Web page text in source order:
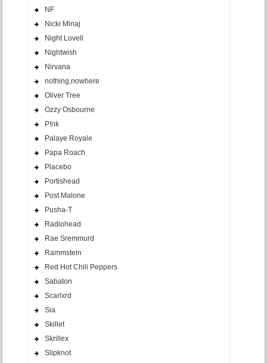
NF
Nicki Minaj
Night Lovell
Nightwish
Nirvana
nothing,nowhere
Oliver Tree
Ozzy Osbourne
P!nk
Palaye Royale
Papa Roach
Placebo
Portishead
Post Malone
Pusha-T
Radiohead
Rae Sremmurd
Rammstein
Red Hot Chili Peppers
Sabaton
Scarlxrd
Sia
Skillet
Skrillex
Slipknot